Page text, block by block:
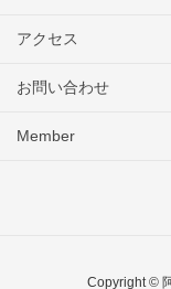
アクセス
お問い合わせ
Member
Copyright ©